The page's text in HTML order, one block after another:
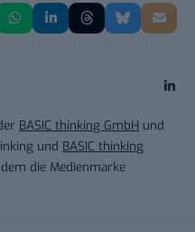
BASIC thinking GmbH und
und BASIC thinking
die Medienmarke